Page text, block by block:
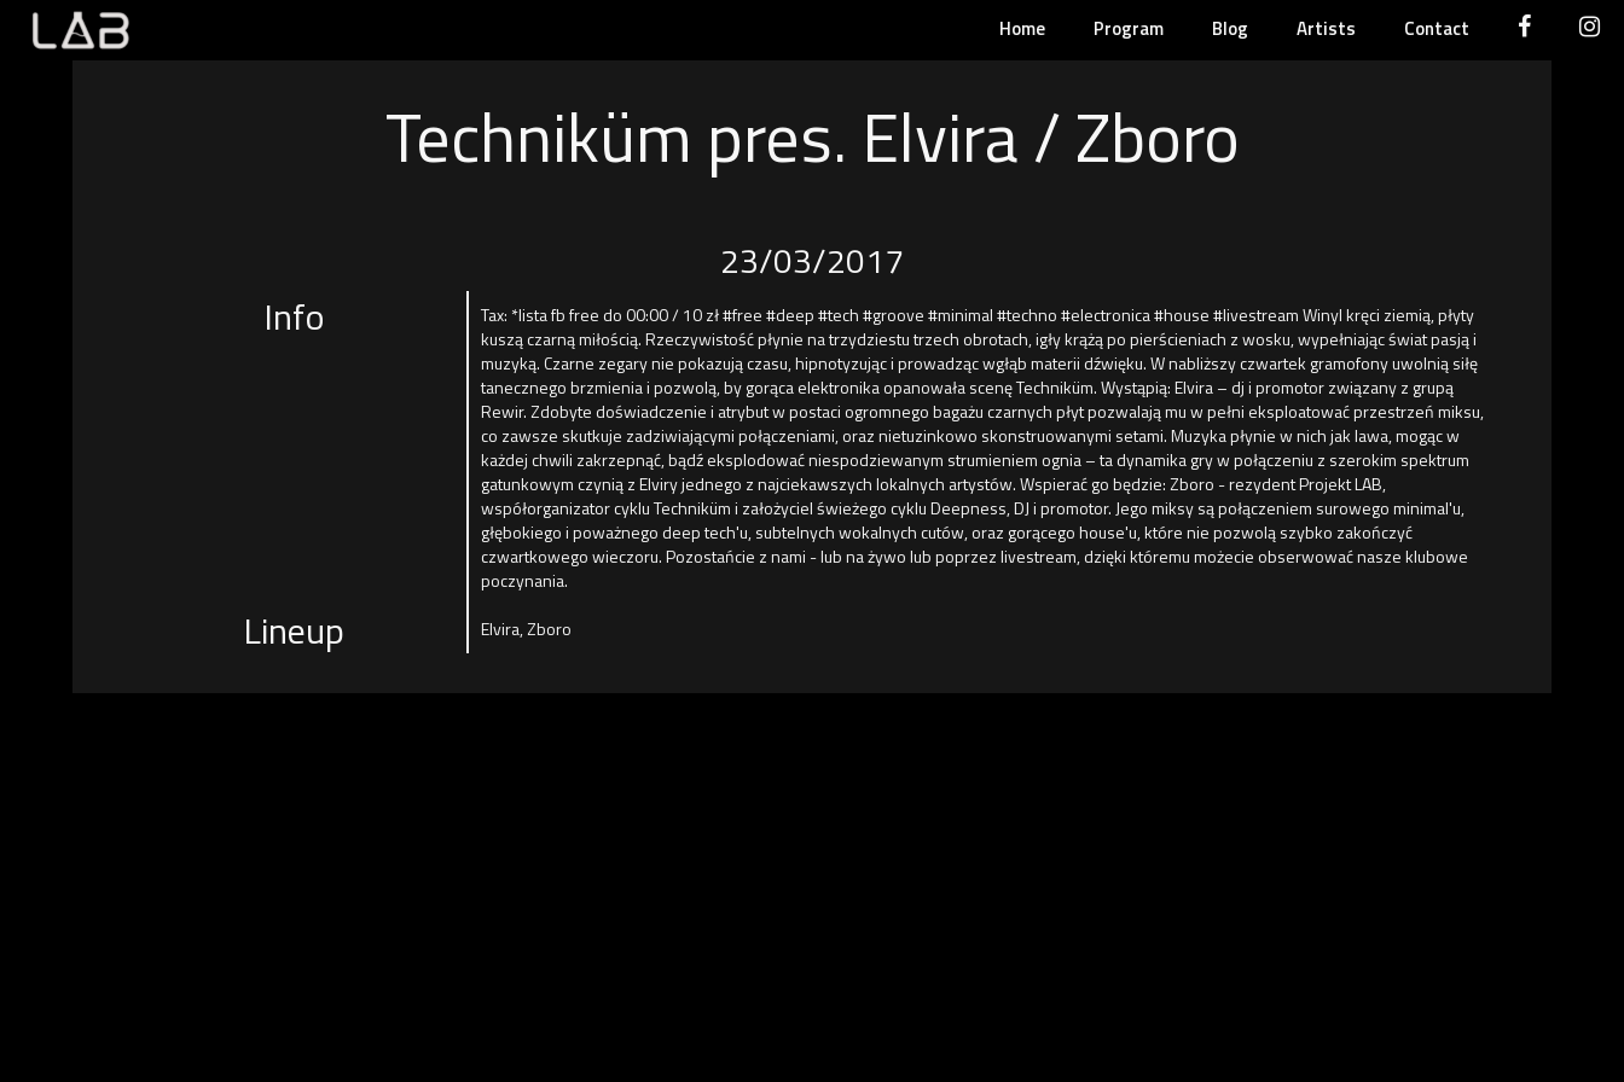
Contact
Artists
Blog
Program
Home
Techniküm pres. Elvira / Zboro
23/03/2017
Info
Tax: *lista fb free do 00:00 / 10 zł #free #deep #tech #groove #minimal #techno #electronica #house #livestream Winyl kręci ziemią, płyty
kuszą czarną miłością. Rzeczywistość płynie na trzydziestu trzech obrotach, igły krążą po pierścieniach z wosku, wypełniając świat pasją i
muzyką. Czarne zegary nie pokazują czasu, hipnotyzując i prowadząc wgłąb materii dźwięku. W nabliższy czwartek gramofony uwolnią siłę
tanecznego brzmienia i pozwolą, by gorąca elektronika opanowała scenę Techniküm. Wystąpią: Elvira – dj i promotor związany z grupą
Rewir. Zdobyte doświadczenie i atrybut w postaci ogromnego bagażu czarnych płyt pozwalają mu w pełni eksploatować przestrzeń miksu,
co zawsze skutkuje zadziwiającymi połączeniami, oraz nietuzinkowo skonstruowanymi setami. Muzyka płynie w nich jak lawa, mogąc w
każdej chwili zakrzepnąć, bądź eksplodować niespodziewanym strumieniem ognia – ta dynamika gry w połączeniu z szerokim spektrum
gatunkowym czynią z Elviry jednego z najciekawszych lokalnych artystów. Wspierać go będzie: Zboro - rezydent Projekt LAB,
współorganizator cyklu Techniküm i założyciel świeżego cyklu Deepness, DJ i promotor. Jego miksy są połączeniem surowego minimal'u,
głębokiego i poważnego deep tech'u, subtelnych wokalnych cutów, oraz gorącego house'u, które nie pozwolą szybko zakończyć
czwartkowego wieczoru. Pozostańcie z nami - lub na żywo lub poprzez livestream, dzięki któremu możecie obserwować nasze klubowe
poczynania.
Lineup Elvira, Zboro